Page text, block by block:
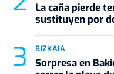
La caña pierde
sustituyen por
BIZKAIA
Sorpresa en